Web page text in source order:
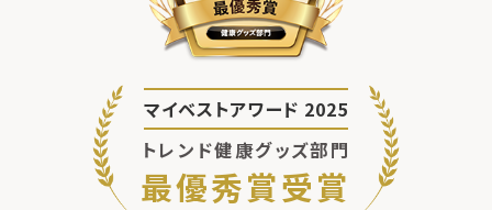
マイベストアワード 2025
トレンド健康グッズ部門
最優秀賞受賞